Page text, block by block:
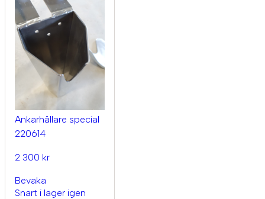
Ankarhållare special
220614
2 300 kr
Bevaka
Snart i lager igen